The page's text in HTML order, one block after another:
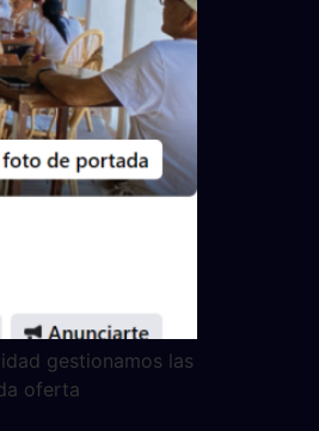
gestionamos las
oferta